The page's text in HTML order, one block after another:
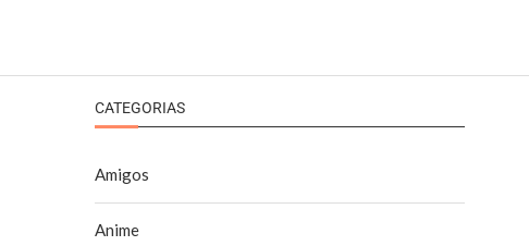
CATEGORIAS
Amigos
Anime